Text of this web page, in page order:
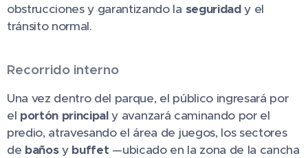
obstrucciones y garantizando la seguridady el
tránsito normal.
Recorrido interno
Una vez dentro del parque, el público ingresará por
el portón principaly avanzará caminando por el
predio, atravesando el área de juegos, los sectores
de bañosy buffet —ubicado en la zona de la cancha